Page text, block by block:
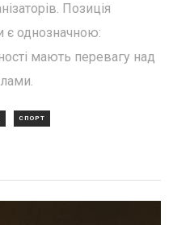
Позиція
є однозначною:
мають перевагу над
СПОРТ